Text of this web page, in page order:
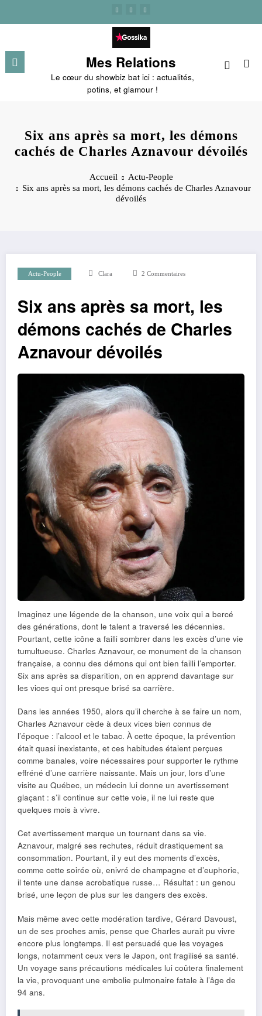
contenu
Mes Relations
Le cœur du showbiz bat ici : actualités,
potins, et glamour !
Six ans après sa mort, les démons
cachés de Charles Aznavour dévoilés
Accueil
Actu-People
Six ans après sa mort, les démons cachés de Charles Aznavour
dévoilés
Actu-People Clara 2 Commentaires
Six ans après sa mort, les
démons cachés de Charles
Aznavour dévoilés
Imaginez une légende de la chanson, une voix qui a bercé
des générations, dont le talent a traversé les décennies.
Pourtant, cette icône a failli sombrer dans les excès d’une vie
tumultueuse. Charles Aznavour, ce monument de la chanson
française, a connu des démons qui ont bien failli l’emporter.
Six ans après sa disparition, on en apprend davantage sur
les vices qui ont presque brisé sa carrière.
Dans les années 1950, alors qu’il cherche à se faire un nom,
Charles Aznavour cède à deux vices bien connus de
l’époque : l’alcool et le tabac. À cette époque, la prévention
était quasi inexistante, et ces habitudes étaient perçues
comme banales, voire nécessaires pour supporter le rythme
effréné d’une carrière naissante. Mais un jour, lors d’une
visite au Québec, un médecin lui donne un avertissement
glaçant : s’il continue sur cette voie, il ne lui reste que
quelques mois à vivre.
Cet avertissement marque un tournant dans sa vie.
Aznavour, malgré ses rechutes, réduit drastiquement sa
consommation. Pourtant, il y eut des moments d’excès,
comme cette soirée où, enivré de champagne et d’euphorie,
il tente une danse acrobatique russe… Résultat : un genou
brisé, une leçon de plus sur les dangers des excès.
Mais même avec cette modération tardive, Gérard Davoust,
un de ses proches amis, pense que Charles aurait pu vivre
encore plus longtemps. Il est persuadé que les voyages
longs, notamment ceux vers le Japon, ont fragilisé sa santé.
Un voyage sans précautions médicales lui coûtera finalement
la vie, provoquant une embolie pulmonaire fatale à l’âge de
94 ans.